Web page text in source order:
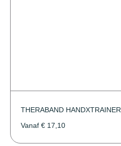
THERABAND HANDXTRAINER
Vanaf € 17,10